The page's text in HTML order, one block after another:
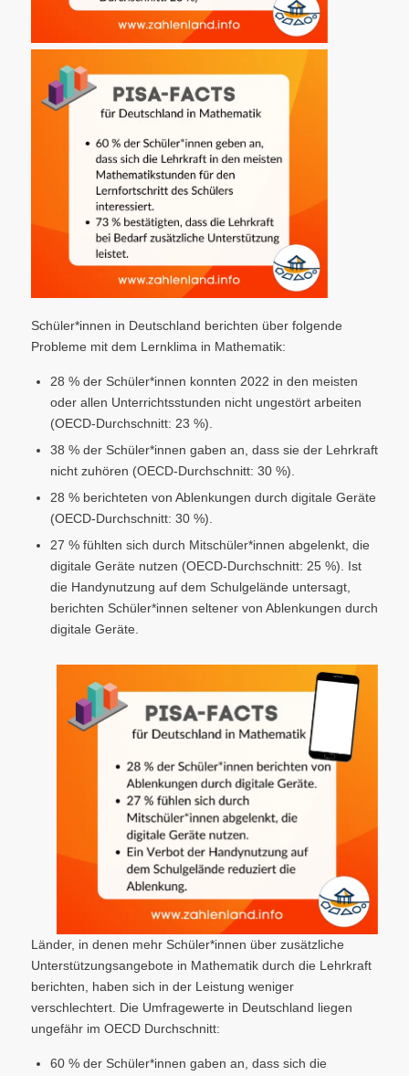
Schüler*innen in Deutschland berichten über folgende
Probleme mit dem Lernklima in Mathematik:
28 % der Schüler*innen konnten 2022 in den meisten
oder allen Unterrichtsstunden nicht ungestört arbeiten
(OECD-Durchschnitt: 23 %).
38 % der Schüler*innen gaben an, dass sie der Lehrkraft
nicht zuhören (OECD-Durchschnitt: 30 %).
28 % berichteten von Ablenkungen durch digitale Geräte
(OECD-Durchschnitt: 30 %).
27 % fühlten sich durch Mitschüler*innen abgelenkt, die
digitale Geräte nutzen (OECD-Durchschnitt: 25 %). Ist
die Handynutzung auf dem Schulgelände untersagt,
berichten Schüler*innen seltener von Ablenkungen durch
digitale Geräte.
Länder, in denen mehr Schüler*innen über zusätzliche
Unterstützungsangebote in Mathematik durch die Lehrkraft
berichten, haben sich in der Leistung weniger
verschlechtert. Die Umfragewerte in Deutschland liegen
ungefähr im OECD Durchschnitt:
60 % der Schüler*innen gaben an, dass sich die